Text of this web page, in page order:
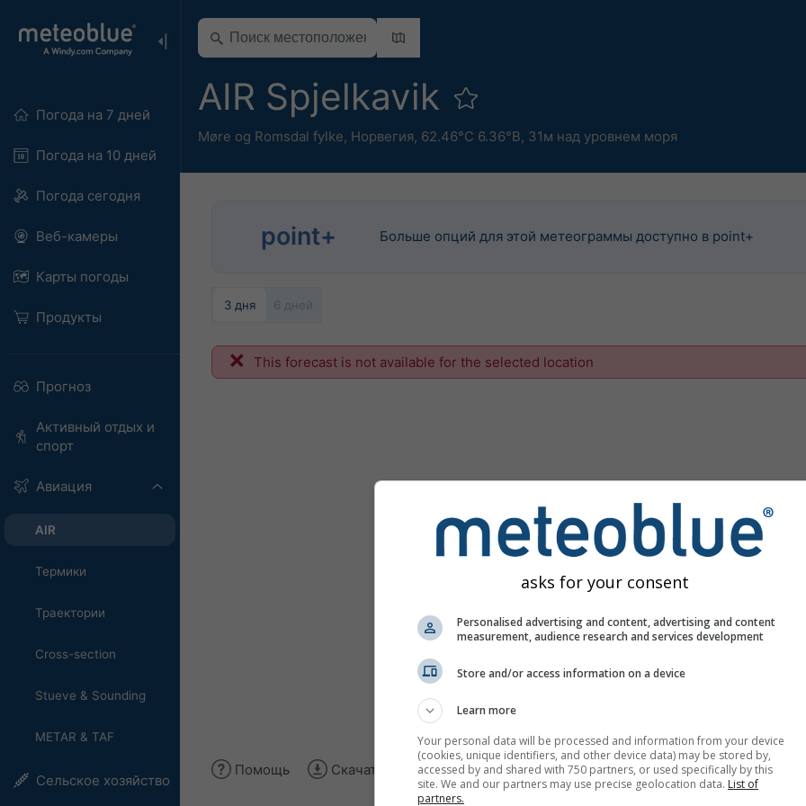
Погода на 7 дней
Погода на 10 дней
Погода сегодня
Веб-камеры
Карты погоды
Продукты
Прогноз
Активный отдых и
спорт
Авиация
AIR
Термики
Траектории
Cross-section
Stueve & Sounding
METAR & TAF
Сельское хозяйство
AIR Spjelkavik
Møre og Romsdal fylke, Норвегия, 62.46°С 6.36°В, 31м над уровнем моря
point+ Больше опций для этой метеограммы доступно в point+
3 дня 6 дней
This forecast is not available for the selected location
Помощь Скачать изображение
asks for your consent
Personalised advertising and content, advertising and content
measurement, audience research and services development
Store and/or access information on a device
Learn more
Your personal data will be processed and information from your device
(cookies, unique identifiers, and other device data) may be stored by,
accessed by and shared with 750 partners, or used specifically by this
site. We and our partners may use precise geolocation data. List of
partners.